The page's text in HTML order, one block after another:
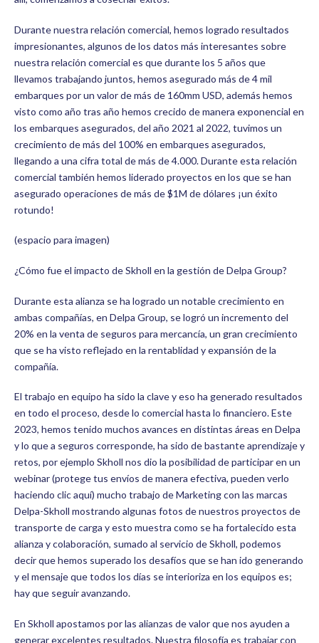
Durante nuestra relación comercial, hemos logrado resultados
impresionantes, algunos de los datos más interesantes sobre
nuestra relación comercial es que durante los 5 años que
llevamos trabajando juntos, hemos asegurado más de 4 mil
embarques por un valor de más de 160mm USD, además hemos
visto como año tras año hemos crecido de manera exponencial en
los embarques asegurados, del año 2021 al 2022, tuvimos un
crecimiento de más del 100% en embarques asegurados,
llegando a una cifra total de más de 4.000. Durante esta relación
comercial también hemos liderado proyectos en los que se han
asegurado operaciones de más de $1M de dólares ¡un éxito
rotundo!
(espacio para imagen)
¿Cómo fue el impacto de Skholl en la gestión de Delpa Group?
Durante esta alianza se ha logrado un notable crecimiento en
ambas compañías, en Delpa Group, se logró un incremento del
20% en la venta de seguros para mercancía, un gran crecimiento
que se ha visto reflejado en la rentablidad y expansión de la
compañía.
El trabajo en equipo ha sido la clave y eso ha generado resultados
en todo el proceso, desde lo comercial hasta lo financiero. Este
2023, hemos tenido muchos avances en distintas áreas en Delpa
y lo que a seguros corresponde, ha sido de bastante aprendizaje y
retos, por ejemplo Skholl nos dio la posibilidad de participar en un
webinar (protege tus envíos de manera efectiva, pueden verlo
haciendo clic aquí) mucho trabajo de Marketing con las marcas
Delpa-Skholl mostrando algunas fotos de nuestros proyectos de
transporte de carga y esto muestra como se ha fortalecido esta
alianza y colaboración, sumado al servicio de Skholl, podemos
decir que hemos superado los desafíos que se han ido generando
y el mensaje que todos los días se interioriza en los equipos es;
hay que seguir avanzando.
En Skholl apostamos por las alianzas de valor que nos ayuden a
generar excelentes resultados. Nuestra filosofía es trabajar con